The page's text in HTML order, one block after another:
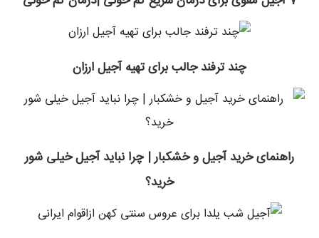
چند ترفند جالب برای تهیه آجیل ارزان
راهنمای خرید آجیل و خشکبار | چرا نباید آجیل خیلی شور
خرید؟